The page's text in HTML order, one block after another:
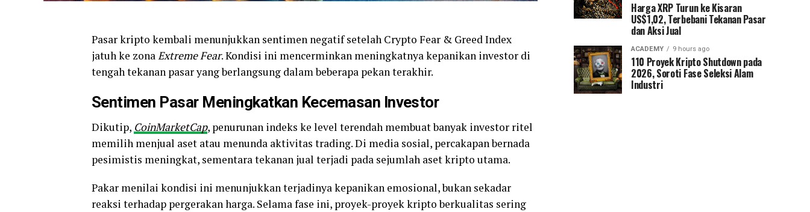
Pasar kripto kembali menunjukkan sentimen negatif setelah Crypto Fear & Greed Index
jatuh ke zonaExtreme Fear. Kondisi ini mencerminkan meningkatnya kepanikan investor di
tengah tekanan pasar yang berlangsung dalam beberapa pekan terakhir.
Sentimen Pasar Meningkatkan Kecemasan Investor
Dikutip, CoinMarketCap, penurunan indeks ke level terendah membuat banyak investor ritel
memilih menjual aset atau menunda aktivitas trading. Di media sosial, percakapan bernada
pesimistis meningkat, sementara tekanan jual terjadi pada sejumlah aset kripto utama.
Pakar menilai kondisi ini menunjukkan terjadinya kepanikan emosional, bukan sekadar
reaksi terhadap pergerakan harga. Selama fase ini, proyek-proyek kripto berkualitas sering
Harga XRP Turun ke Kisaran
US$1,02, Terbebani Tekanan Pasar
dan Aksi Jual
ACADEMY 9 hours ago
110 Proyek Kripto Shutdown pada
2026, Soroti Fase Seleksi Alam
Industri